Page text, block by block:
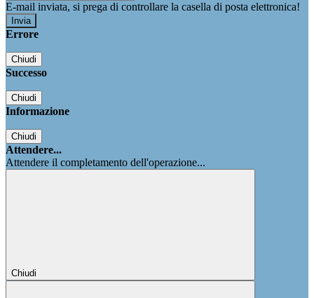
E-mail inviata, si prega di controllare la casella di posta elettronica!
Errore
Chiudi
Successo
Chiudi
Informazione
Chiudi
Attendere...
Attendere il completamento dell'operazione...
Chiudi